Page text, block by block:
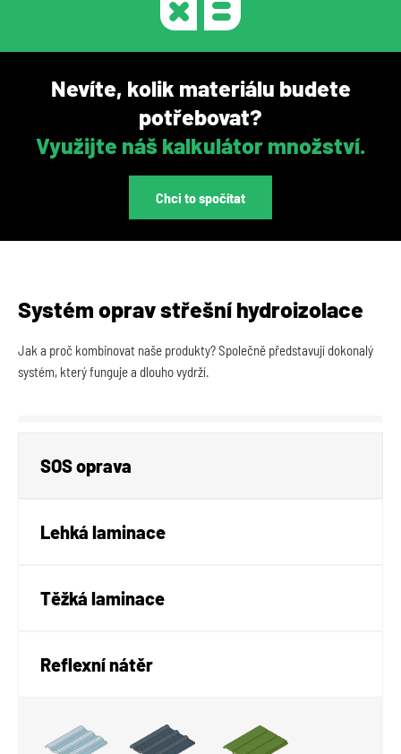
Nevíte, kolik materiálu budete
potřebovat?
Využijte náš kalkulátor množství.
Chci to spočítat
Systém oprav střešní hydroizolace
Jak a proč kombinovat naše produkty? Společně představují dokonalý
systém, který funguje a dlouho vydrží.
SOS oprava
Lehká laminace
Těžká laminace
Reflexní nátěr